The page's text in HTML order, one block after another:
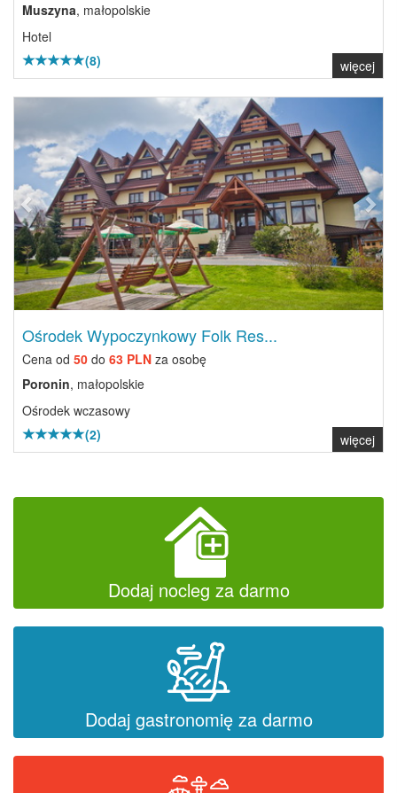
Muszyna, małopolskie
Hotel
(8)
więcej
Ośrodek Wypoczynkowy Folk Res...
Cena od 50 do 63 PLN za osobę
Poronin, małopolskie
Ośrodek wczasowy
(2)
więcej
Dodaj nocleg za darmo
Dodaj gastronomię za darmo